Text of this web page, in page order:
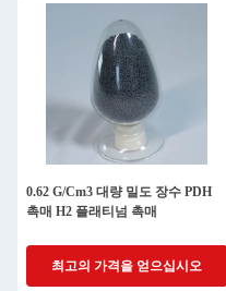
0.62 G/Cm3 대량 밀도 장수 PDH
촉매 H2 플래티넘 촉매
최고의 가격을 얻으십시오